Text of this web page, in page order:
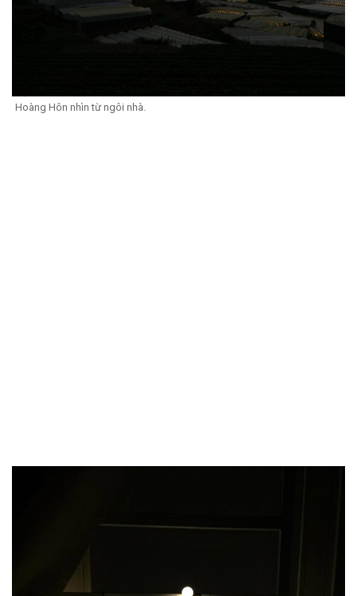
Hoàng Hôn nhìn từ ngôi nhà.